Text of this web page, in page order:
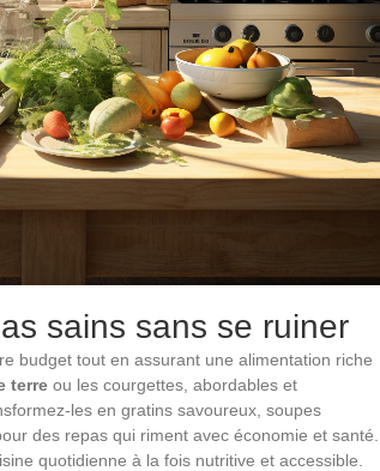
sains sans se ruiner
budget tout en assurant une alimentation riche
terre ou les courgettes, abordables et
les en gratins savoureux, soupes
des repas qui riment avec économie et santé.
quotidienne à la fois nutritive et accessible.